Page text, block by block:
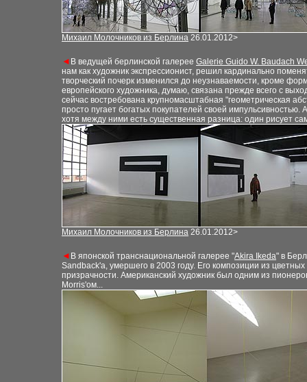
Михаил Молочников из Берлина 26.01.2012>
◄ В ведущей берлинской галерее Galerie Guido W. Baudach
нам как художник экспрессионист, решил кардинально
творческий почерк изменился до неузнаваемости, кроме
европейского художника, думаю, связана прежде всего с
сейчас востребована крупномасштабная "геометрическая
просто пугает богатых покупателей своей
хотя между ними есть существенная разница: один рисует
Михаил Молочников из Берлина 26.01.2012>
◄ В японской транснациональной галерее "Akira Ikeda" в
Sandback'а, умершего в 2003 году. Его композиции из
призрачности. Американский художник был одним из
Morris'ом...